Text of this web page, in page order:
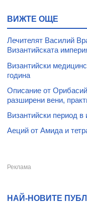
ВИЖТЕ ОЩЕ
Лечителят Василий
Византийската
Византийски
година
Описание от
разширени вени,
Византийски период в
Аеций от Амида и
НАЙ-НОВИТЕ